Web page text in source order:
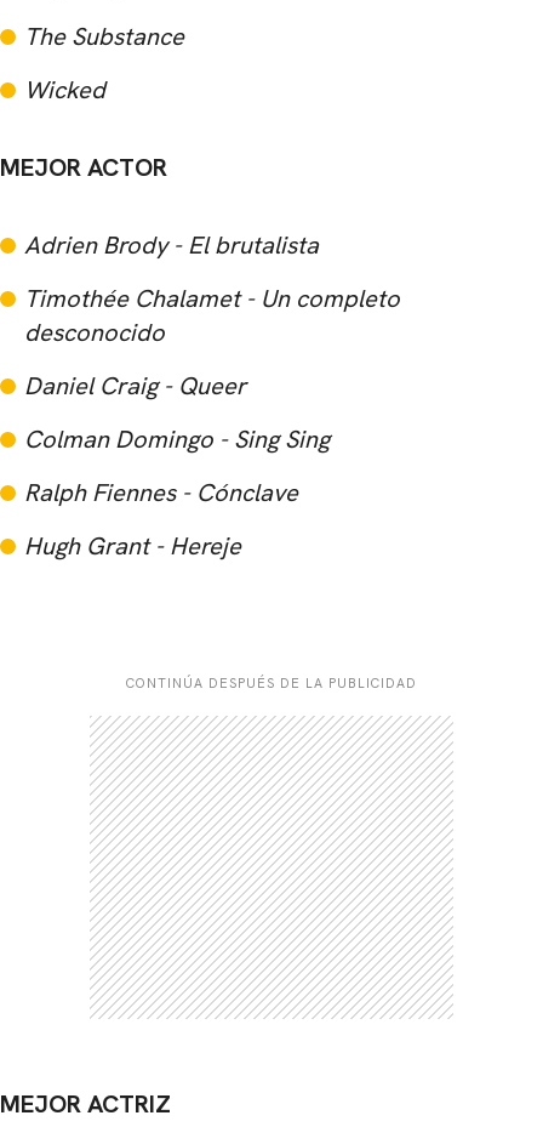
The Substance
Wicked
MEJOR ACTOR
Adrien Brody - El brutalista
Timothée Chalamet - Un completo
desconocido
Daniel Craig - Queer
Colman Domingo - Sing Sing
Ralph Fiennes - Cónclave
Hugh Grant - Hereje
CONTINÚA DESPUÉS DE LA PUBLICIDAD
MEJOR ACTRIZ